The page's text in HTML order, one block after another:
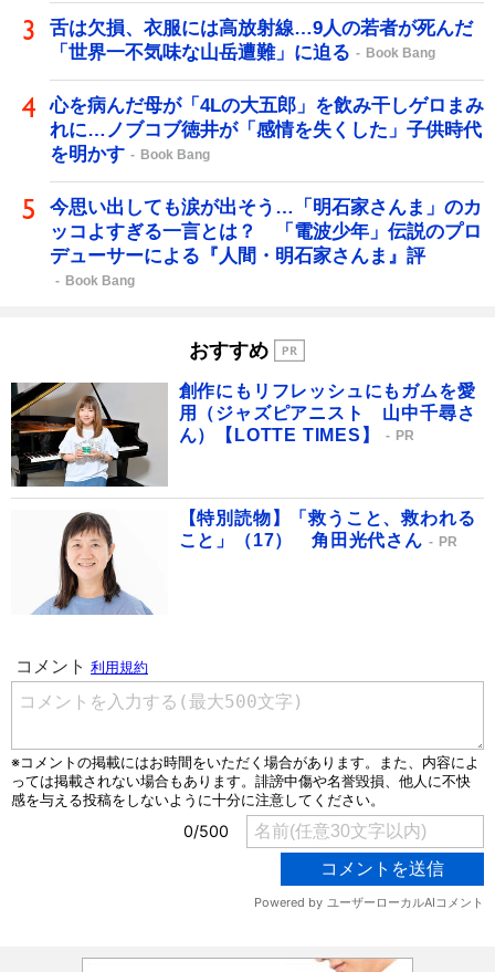
舌は欠損、衣服には高放射線…9人の若者が死んだ
「世界一不気味な山岳遭難」に迫る
Book Bang
心を病んだ母が「4Lの大五郎」を飲み干しゲロまみ
れに…ノブコブ徳井が「感情を失くした」子供時代
を明かす
Book Bang
今思い出しても涙が出そう…「明石家さんま」のカ
ッコよすぎる一言とは？ 「電波少年」伝説のプロ
デューサーによる『人間・明石家さんま』評
Book Bang
おすすめ
創作にもリフレッシュにもガムを愛
用（ジャズピアニスト 山中千尋さ
ん）【LOTTE TIMES】
PR
【特別読物】「救うこと、救われる
こと」（17） 角田光代さん
PR